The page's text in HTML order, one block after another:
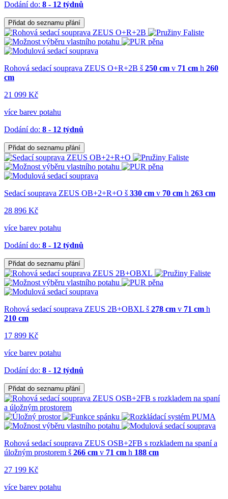
Dodání do: 8 - 12 týdnů
Přidat do seznamu přání
Rohová sedací souprava ZEUS O+R+2B š 250 cm v 71 cm h 260
cm
21 099 Kč
více barev potahu
Dodání do: 8 - 12 týdnů
Přidat do seznamu přání
Sedací souprava ZEUS OB+2+R+O š 330 cm v 70 cm h 263 cm
28 896 Kč
více barev potahu
Dodání do: 8 - 12 týdnů
Přidat do seznamu přání
Rohová sedací souprava ZEUS 2B+OBXL š 278 cm v 71 cm h
210 cm
17 899 Kč
více barev potahu
Dodání do: 8 - 12 týdnů
Přidat do seznamu přání
Rohová sedací souprava ZEUS OSB+2FB s rozkladem na spaní a
úložným prostorem š 266 cm v 71 cm h 188 cm
27 199 Kč
více barev potahu